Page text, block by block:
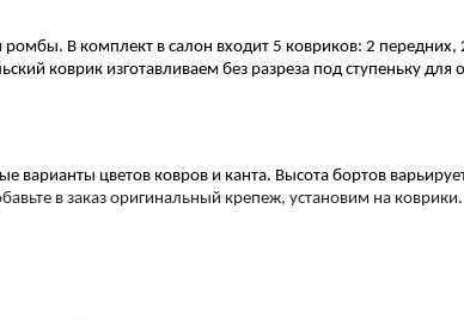
В комплект в салон входит 5 ковриков: 2
коврик изготавливаем без разреза под ступеньку
варианты цветов ковров и канта. Высота бортов
в заказ оригинальный крепеж, установим на коврики.